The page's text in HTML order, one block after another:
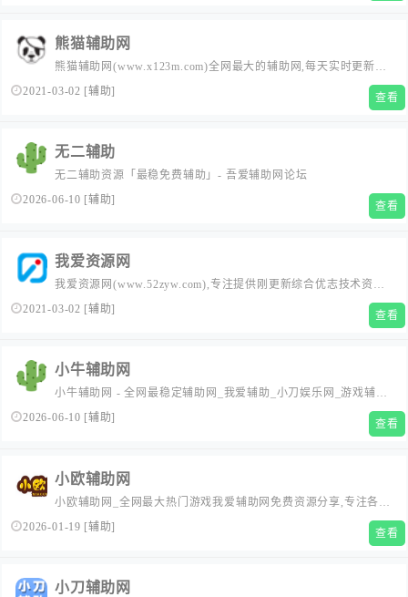
熊猫辅助网
熊猫辅助网(www.x123m.com)全网最大的辅助网,每天实时更新稳
定的游戏辅助外挂,刚更新游戏辅助测评,还有各种破解软件,技术教
程,精品软件等,免费辅助绿色下载平台,认准熊猫辅助网,6年老站
2021-03-02 [辅助] 查看
无二辅助
无二辅助资源「最稳免费辅助」- 吾爱辅助网论坛
2026-06-10 [辅助] 查看
我爱资源网
我爱资源网(www.52zyw.com),专注提供刚更新综合优志技术资
源、刚更新活动资讯、网络趣事、以及各种优志的软件辅助游戏
工具等、努力打造全国最优志分享平台！给网络爱好者们带来一
2021-03-02 [辅助] 查看
小牛辅助网
小牛辅助网 - 全网最稳定辅助网_我爱辅助_小刀娱乐网_游戏辅助
网
2026-06-10 [辅助] 查看
小欧辅助网
小欧辅助网_全网最大热门游戏我爱辅助网免费资源分享,专注各类
资源整合,单机游戏,活动线报,网络新闻，免费资源,大型网游经典
2026-01-19 [辅助] 查看
小刀辅助网